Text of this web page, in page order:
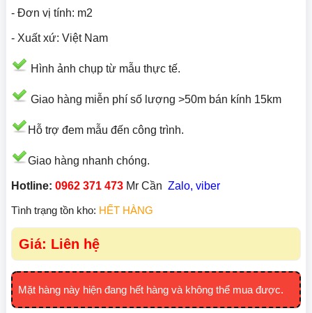
- Đơn vị tính: m2
- Xuất xứ: Việt Nam
Hình ảnh chụp từ mẫu thực tế.
Giao hàng miễn phí số lượng >50m bán kính 15km
Hỗ trợ đem mẫu đến công trình.
Giao hàng nhanh chóng.
Hotline: 0962 371 473 Mr Cần Zalo, viber
Tình trạng tồn kho: HẾT HÀNG
Giá: Liên hệ
Mặt hàng này hiện đang hết hàng và không thể mua được.